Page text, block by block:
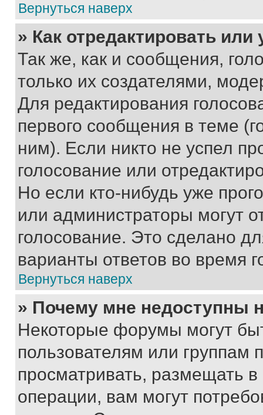
Вернуться наверх
» Как отредактировать
Так же, как и сообщения,
только их создателями,
Для редактирования
первого сообщения в теме
ним). Если никто не успел
голосование или
Но если кто-нибудь уже
или администраторы могут
голосование. Это сделано
варианты ответов во время
Вернуться наверх
» Почему мне недоступны
Некоторые форумы могут
пользователям или группам
просматривать, размещать
операции, вам могут